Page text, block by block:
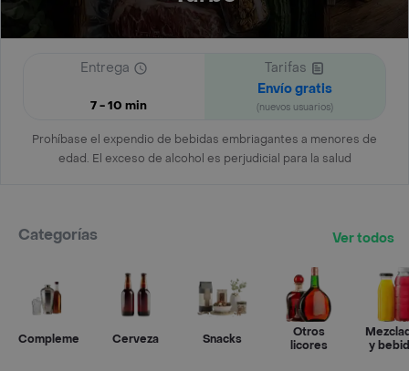
Entrega
7 - 10 min
Tarifas
Envío gratis
(nuevos usuarios)
Prohíbase el expendio de bebidas embriagantes a menores de
edad. El exceso de alcohol es perjudicial para la salud
Categorías Ver todos
Complementos Cerveza Snacks
Otros
licores
y